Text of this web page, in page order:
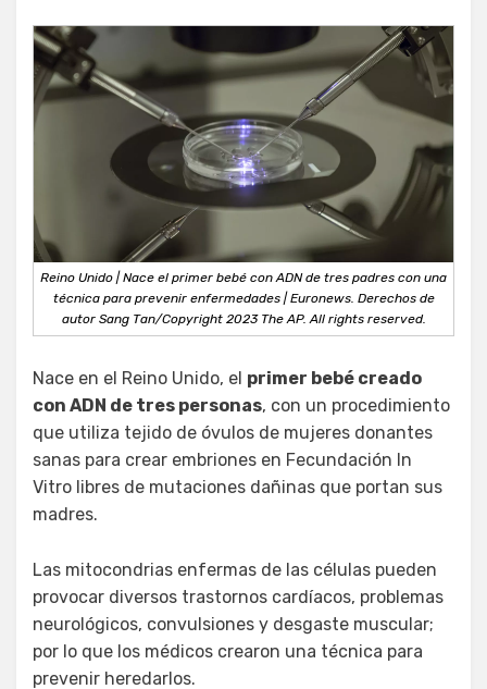
Reino Unido | Nace el primer bebé con ADN de tres padres con una
técnica para prevenir enfermedades | Euronews. Derechos de
autor Sang Tan/Copyright 2023 The AP. All rights reserved.
Nace en el Reino Unido, el primer bebé creado
con ADN de tres personas, con un procedimiento
que utiliza tejido de óvulos de mujeres donantes
sanas para crear embriones en Fecundación In
Vitro libres de mutaciones dañinas que portan sus
madres.
Las mitocondrias enfermas de las células pueden
provocar diversos trastornos cardíacos, problemas
neurológicos, convulsiones y desgaste muscular;
por lo que los médicos crearon una técnica para
prevenir heredarlos.